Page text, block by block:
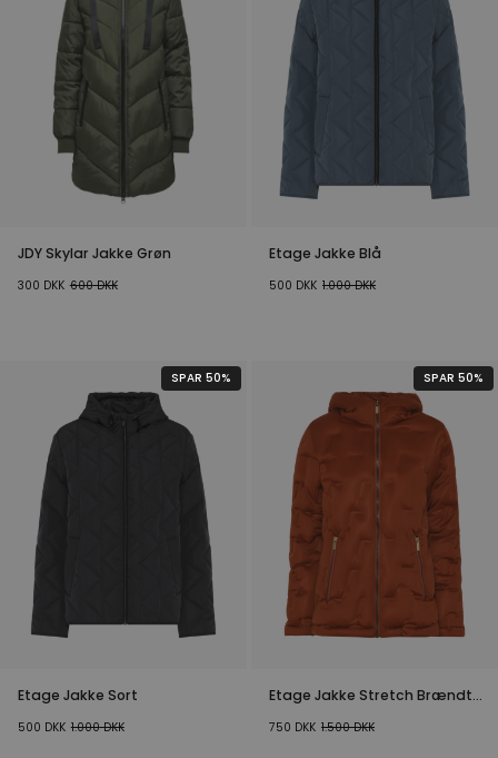
JDY Skylar Jakke Grøn
300 DKK 600DKK
Etage Jakke Blå
500 DKK 1.000DKK
SPAR 50%
Etage Jakke Sort
500 DKK 1.000DKK
SPAR 50%
Etage Jakke Stretch Brændt
750 DKK 1.500DKK